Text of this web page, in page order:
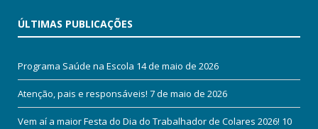
ÚLTIMAS PUBLICAÇÕES
Programa Saúde na Escola 14 de maio de 2026
Atenção, pais e responsáveis! 7 de maio de 2026
Vem aí a maior Festa do Dia do Trabalhador de Colares 2026! 10